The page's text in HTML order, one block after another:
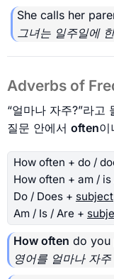
She calls her
그녀는 일주일에
Adverbs of
“얼마나 자주?”라고
질문 안에서 often이
How often + do /
How often + am / is
Do / Does + subject
Am / Is / Are +
How often do you
영어를 얼마나 자